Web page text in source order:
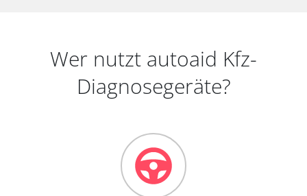
Wer nutzt autoaid Kfz-
Diagnosegeräte?